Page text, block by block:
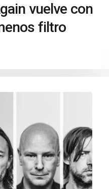
vuelve con
filtro